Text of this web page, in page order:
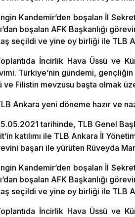
Kandemir’den boşalan İl
boşalan AFK Başkanlığı
seçildi ve yine oy birliği ile TLB
İncirlik Hava Üssü ve
Türkiye’nin gündemi,
ve Filistin mevzusu başta olmak
Ankara yeni döneme hazır ve
tarihinde, TLB Genel
katılımı ile TLB Ankara İl
başarı ile yürüten Rüveyda
Kandemir’den boşalan İl
boşalan AFK Başkanlığı
seçildi ve yine oy birliği ile TLB
İncirlik Hava Üssü ve